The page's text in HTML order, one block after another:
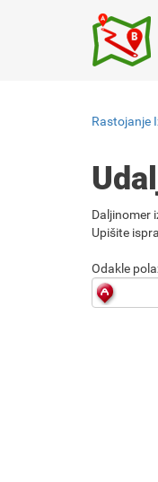
Rastojanje
Daljinomer
Upišite
Odakle